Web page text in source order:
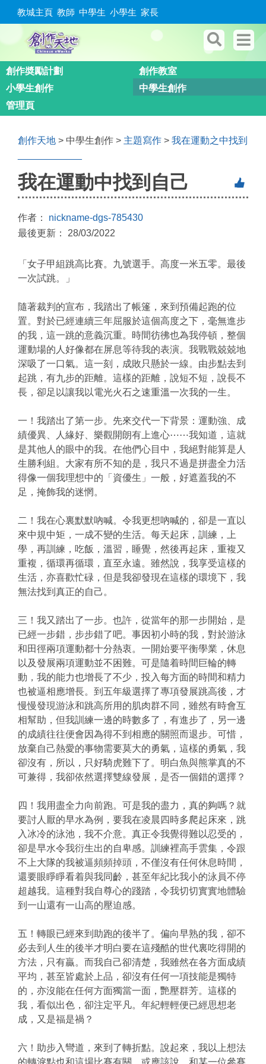
教城主頁 教師 中學生 小學生 家長
創作奬勵計劃
創作教室
小學生創作
中學生創作
管理頁
創作天地 > 中學生創作 > 主題寫作 > 我在運動之中找到
我在運動中找到自己
作者： nickname-dgs-785430
最後更新： 28/03/2022
「女子甲組跳高比賽。九號選手。高度一米五零。最後
一次試跳。」
隨著裁判的宣布，我踏出了帳篷，來到預備起跑的位
置。對於已經連續三年屈服於這個高度之下，毫無進步
的我，這一跳的意義沉重。時間彷彿也為我停頓，整個
運動場的人好像都在屏息等待我的表演。我戰戰兢兢地
深吸了一口氣。這一刻，成敗只懸於一線。由步點去到
起跳，有九步的距離。這樣的距離，說短不短，說長不
長，卻足以讓我以電光火石之速重溫一次我的一生。
一！我踏出了第一步。先來交代一下背景：運動強、成
績優異、人緣好、樂觀開朗有上進心⋯⋯我知道，這就
是其他人的眼中的我。在他們心目中，我絕對能算是人
生勝利組。大家有所不知的是，我只不過是拼盡全力活
得像一個我理想中的「資優生」一般，好遮蓋我的不
足，掩飾我的迷惘。
二！我在心裏默默吶喊。令我更想吶喊的，卻是一直以
來中規中矩，一成不變的生活。每天起床，訓練，上
學，再訓練，吃飯，溫習，睡覺，然後再起床，重複又
重複，循環再循環，直至永遠。雖然說，我享受這樣的
生活，亦喜歡忙碌，但是我卻發現在這樣的環境下，我
無法找到真正的自己。
三！我又踏出了一步。也許，從當年的那一步開始，是
已經一步錯，步步錯了吧。事因初小時的我，對於游泳
和田徑兩項運動都十分熱衷。一開始要平衡學業，休息
以及發展兩項運動並不困難。可是隨着時間巨輪的轉
動，我的能力也增長了不少，投入每方面的時間和精力
也被逼相應增長。到五年級選擇了專項發展跳高後，才
慢慢發現游泳和跳高所用的肌肉群不同，雖然有時會互
相幫助，但我訓練一邊的時數多了，有進步了，另一邊
的成績往往便會因為得不到相應的關照而退步。可惜，
放棄自己熱愛的事物需要莫大的勇氣，這樣的勇氣，我
卻沒有，所以，只好騎虎難下了。明白魚與熊掌真的不
可兼得，我卻依然選擇雙線發展，是否一個錯的選擇？
四！我用盡全力向前跑。可是我的盡力，真的夠嗎？就
要討人厭的早水為例，要我在凌晨四時多爬起床來，跳
入冰冷的泳池，我不介意。真正令我覺得難以忍受的，
卻是早水令我衍生出的自卑感。訓練裡高手雲集，令跟
不上大隊的我被逼頻頻掉頭，不僅沒有任何休息時間，
還要眼睜睜看着與我同齡，甚至年紀比我小的泳員不停
超越我。這種對我自尊心的踐踏，令我切切實實地體驗
到一山還有一山高的壓迫感。
五！轉眼已經來到助跑的後半了。偏向早熟的我，卻不
必去到人生的後半才明白要在這殘酷的世代裏吃得開的
方法，只有贏。而我自己卻清楚，我雖然在各方面成績
平均，甚至皆處於上品，卻沒有任何一項技能是獨特
的，亦沒能在任何方面獨當一面，艷壓群芳。這樣的
我，看似出色，卻注定平凡。年紀輕輕便已經思想老
成，又是福是禍？
六！助步入彎道，來到了轉折點。說起來，我以上想法
的轉淚點也和這場比賽有關，或應該說，和某一位參賽